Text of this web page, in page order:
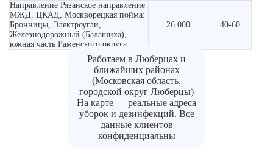
Направление Рязанское направление
МЖД, ЦКАД, Москворецкая пойма:
Бронницы, Электроугли,
Железнодорожный (Балашиха),
южная часть Раменского округа
26 000 40-60
Работаем в Люберцах и
ближайших районах
(Московская область,
городской округ Люберцы)
На карте — реальные адреса
уборок и дезинфекций. Все
данные клиентов
конфиденциальны